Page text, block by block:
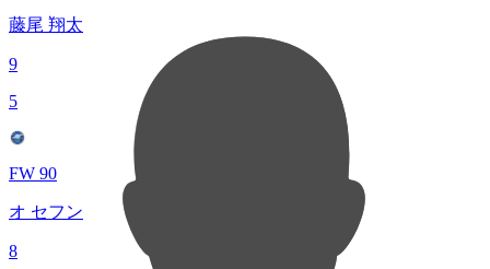
藤尾 翔太
9
5
FW 90
オ セフン
8